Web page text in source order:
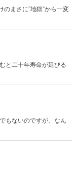
まさに”地獄”から一変
と二十年寿命が延びる
もないのですが、なん